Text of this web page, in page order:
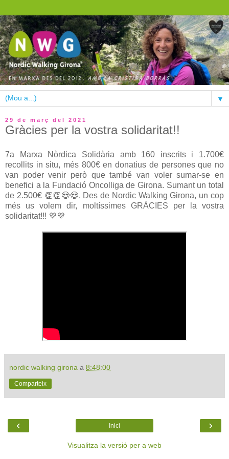
▼
29 de març del 2021
Gràcies per la vostra solidaritat!!
7a Marxa Nòrdica Solidària amb 160 inscrits i 1.700€
recollits in situ, més 800€ en donatius de persones que no
van poder venir però que també van voler sumar-se en
benefici a la Fundació Oncolliga de Girona. Sumant un total
de 2.500€ 👏👏😍😍. Des de Nordic Walking Girona, un cop
més us volem dir, moltíssimes GRÀCIES per la vostra
solidaritat!!! 💜💜
nordic walking girona a 8:48:00
Comparteix
‹ ›
Inici
Visualitza la versió per a web